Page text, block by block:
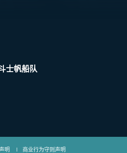
士帆船队
明 | 商业行为守则声明